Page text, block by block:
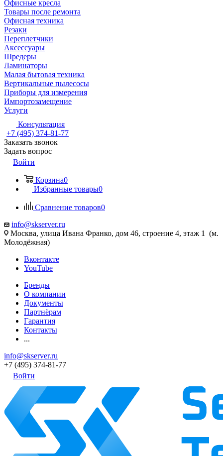
Офисные кресла
Товары после ремонта
Офисная техника
Резаки
Переплетчики
Аксессуары
Шредеры
Ламинаторы
Малая бытовая техника
Вертикальные пылесосы
Приборы для измерения
Импортозамещение
Услуги
Консультация
+7 (495) 374-81-77
Заказать звонок
Задать вопрос
Войти
Корзина0
Избранные товары0
Сравнение товаров0
info@skserver.ru
Москва, улица Ивана Франко, дом 46, строение 4, этаж 1 (м.
Молодёжная)
Вконтакте
YouTube
Бренды
О компании
Документы
Партнёрам
Гарантия
Контакты
...
info@skserver.ru
+7 (495) 374-81-77
Войти